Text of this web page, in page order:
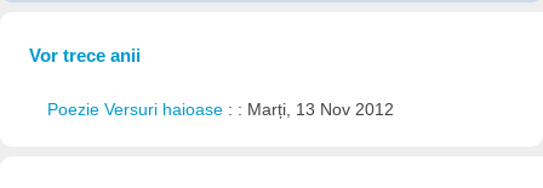
Vor trece anii
Poezie Versuri haioase : : Marți, 13 Nov 2012